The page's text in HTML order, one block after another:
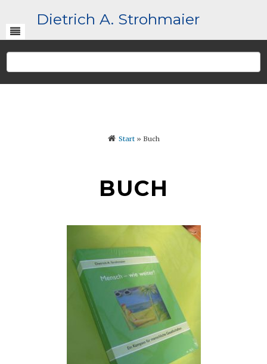
Dietrich A. Strohmaier
Start» Buch
BUCH